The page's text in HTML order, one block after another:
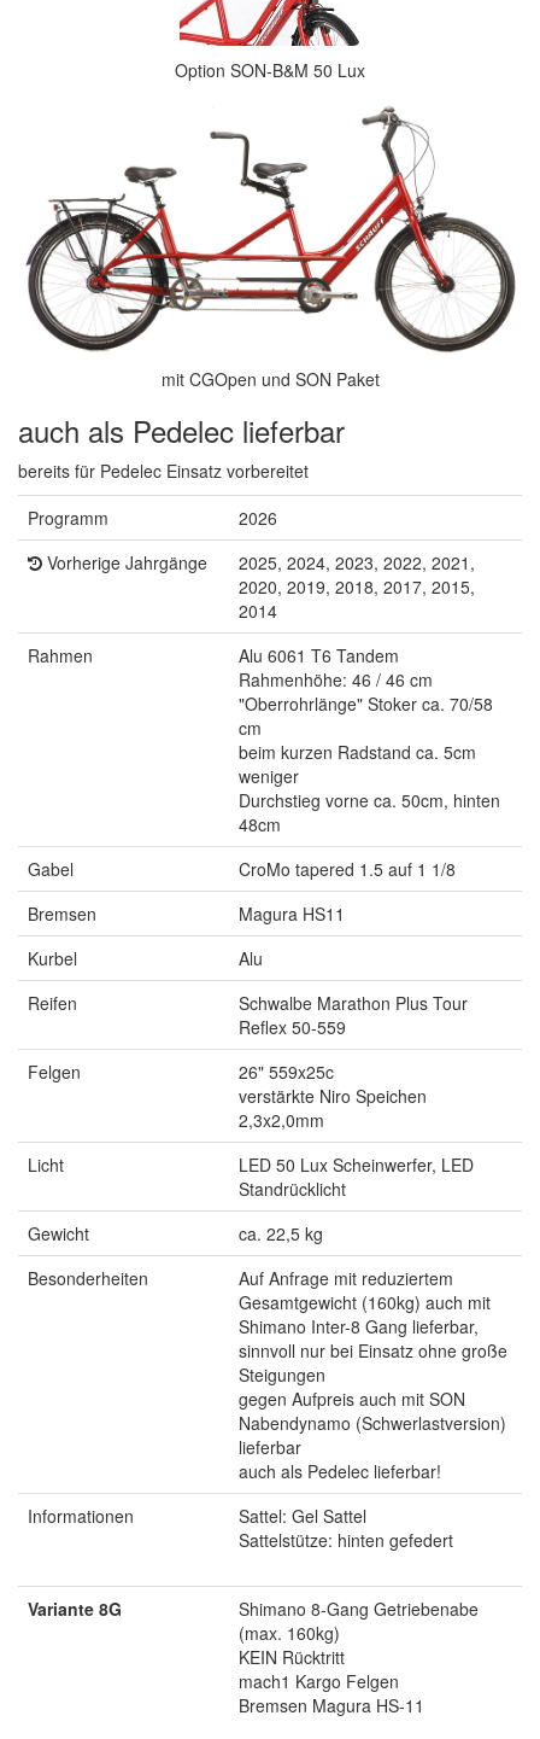
Option SON-B&M 50 Lux
mit CGOpen und SON Paket
auch als Pedelec lieferbar
bereits für Pedelec Einsatz vorbereitet
Programm
2026
Vorherige Jahrgänge
2025, 2024, 2023, 2022, 2021,
2020, 2019, 2018, 2017, 2015,
2014
Rahmen
Alu 6061 T6 Tandem
Rahmenhöhe: 46 / 46 cm
"Oberrohrlänge" Stoker ca. 70/58
cm
beim kurzen Radstand ca. 5cm
weniger
Durchstieg vorne ca. 50cm, hinten
48cm
Gabel
CroMo tapered 1.5 auf 1 1/8
Bremsen
Magura HS11
Kurbel
Alu
Reifen
Schwalbe Marathon Plus Tour
Reflex 50-559
Felgen
26" 559x25c
verstärkte Niro Speichen
2,3x2,0mm
Licht
LED 50 Lux Scheinwerfer, LED
Standrücklicht
Gewicht
ca. 22,5 kg
Besonderheiten
Auf Anfrage mit reduziertem
Gesamtgewicht (160kg) auch mit
Shimano Inter-8 Gang lieferbar,
sinnvoll nur bei Einsatz ohne große
Steigungen
gegen Aufpreis auch mit SON
Nabendynamo (Schwerlastversion)
lieferbar
auch als Pedelec lieferbar!
Informationen
Sattel: Gel Sattel
Sattelstütze: hinten gefedert
Variante 8G
Shimano 8-Gang Getriebenabe
(max. 160kg)
KEIN Rücktritt
mach1 Kargo Felgen
Bremsen Magura HS-11